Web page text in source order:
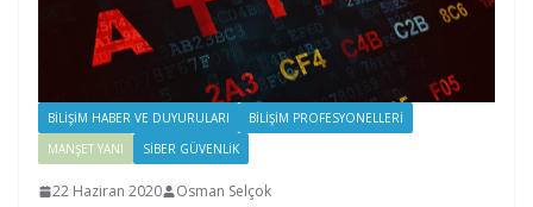
BILIŞIM HABER VE DUYURULARI
BILIŞIM PROFESYONELLERI
MANŞET YANI
SIBER GÜVENLIK
22 Haziran 2020 Osman Selçok